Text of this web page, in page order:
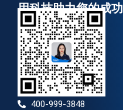
用科技助力您的成功
400-999-3848